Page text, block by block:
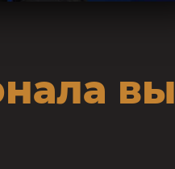
вы